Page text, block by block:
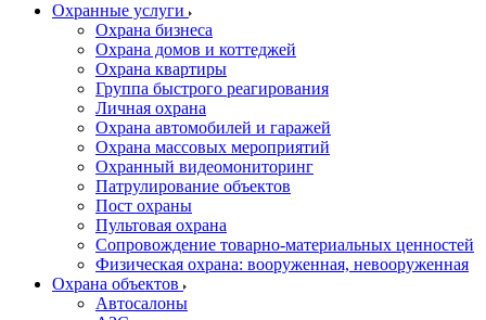
Охранные услуги
Охрана бизнеса
Охрана домов и коттеджей
Охрана квартиры
Группа быстрого реагирования
Личная охрана
Охрана автомобилей и гаражей
Охрана массовых мероприятий
Охранный видеомониторинг
Патрулирование объектов
Пост охраны
Пультовая охрана
Сопровождение товарно-материальных ценностей
Физическая охрана: вооруженная, невооруженная
Охрана объектов
Автосалоны